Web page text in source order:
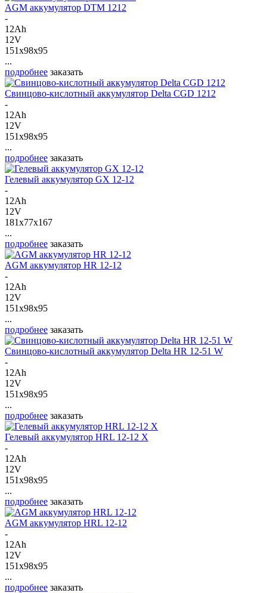
AGM аккумулятор DTM 1212
-
12Ah
12V
151x98x95
...
подробнее заказать
Свинцово-кислотный аккумулятор Delta CGD 1212
-
12Ah
12V
151x98x95
...
подробнее заказать
Гелевый аккумулятор GX 12-12
-
12Ah
12V
181x77x167
...
подробнее заказать
AGM аккумулятор HR 12-12
-
12Ah
12V
151x98x95
...
подробнее заказать
Свинцово-кислотный аккумулятор Delta HR 12-51 W
-
12Ah
12V
151x98x95
...
подробнее заказать
Гелевый аккумулятор HRL 12-12 X
-
12Ah
12V
151x98x95
...
подробнее заказать
AGM аккумулятор HRL 12-12
-
12Ah
12V
151x98x95
...
подробнее заказать